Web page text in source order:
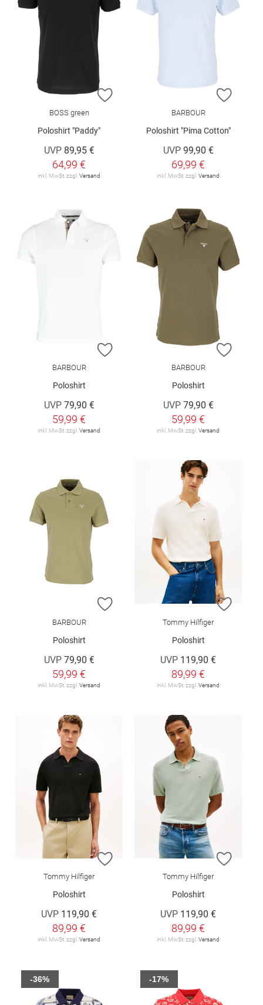
ZUR WUNSCHLISTE HINZUFÜGEN
BOSS green
Poloshirt "Paddy"
UVP 89,95 €
64,99 €
inkl. MwSt. zzgl. Versand
ZUR
BARBOUR
Poloshirt "Pima Cotton"
UVP 99,90 €
69,99 €
inkl. MwSt. zzgl. Versand
ZUR WUNSCHLISTE HINZUFÜGEN
BARBOUR
Poloshirt
UVP 79,90 €
59,99 €
inkl. MwSt. zzgl. Versand
ZUR
BARBOUR
Poloshirt
UVP 79,90 €
59,99 €
inkl. MwSt. zzgl. Versand
ZUR WUNSCHLISTE HINZUFÜGEN
BARBOUR
Poloshirt
UVP 79,90 €
59,99 €
inkl. MwSt. zzgl. Versand
ZUR
Tommy Hilfiger
Poloshirt
UVP 119,90 €
89,99 €
inkl. MwSt. zzgl. Versand
ZUR WUNSCHLISTE HINZUFÜGEN
Tommy Hilfiger
Poloshirt
UVP 119,90 €
89,99 €
inkl. MwSt. zzgl.Versand
ZUR
Tommy Hilfiger
Poloshirt
UVP 119,90 €
89,99 €
inkl. MwSt. zzgl.Versand
-36% -17%